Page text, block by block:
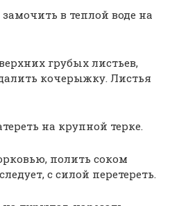
в теплой воде на
грубых листьев,
кочерыжку. Листья
на крупной терке.
полить соком
с силой перетереть.